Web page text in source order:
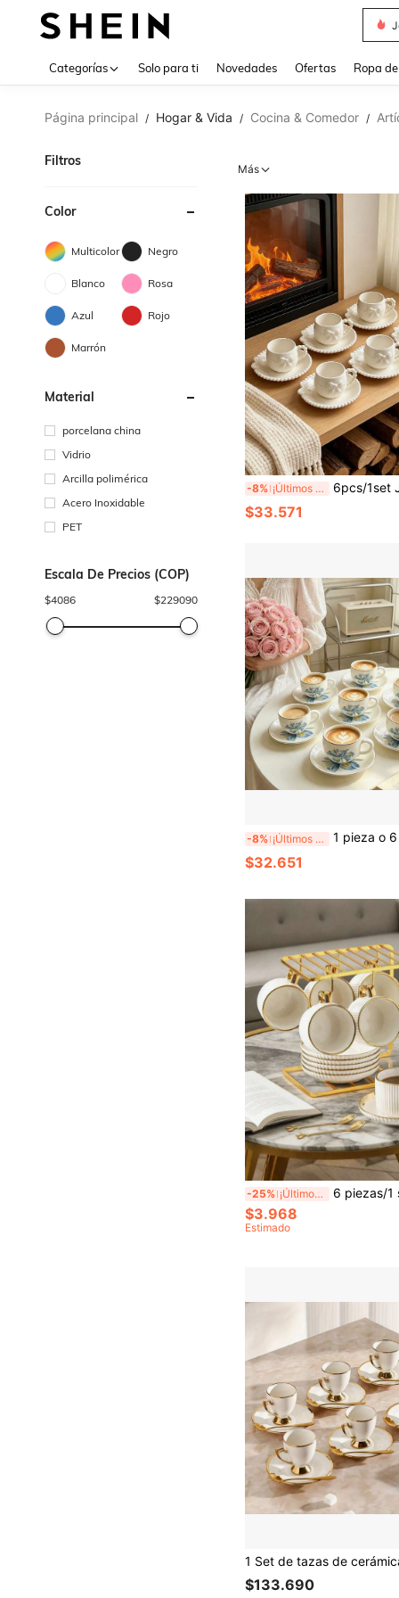
Categorías Solo para ti Novedades Ofertas Ropa
Página principal / Hogar & Vida / Cocina & Comedor /
Filtros
Color
Multicolor Negro
Blanco Rosa
Azul Rojo
Marrón
Material
porcelana china
Vidrio
Arcilla polimérica
Acero Inoxidable
PET
Escala De Precios (COP)
$4086 $229090
Más
-8% ¡Últimos 2 días 6pcs/1set Juego de Taza de Café y Plato de Cerámica Color Crema Vintage Francés con Lazo. Incluye Tazas con Patrón en Relieve de Cuentas, Tazas de Latte con Asa de Cuentas Lindas, Tazas de Té de la
$33.571
-8% ¡Últimos 2 días 1 pieza o 6 piezas/Juego Taza de café de cerámica floral de 90 ml y plato, apto para microondas y lavavajillas, adecuado para
$32.651
-25% ¡Últimos 2 días 6 piezas/1 set Juego de taza y platillo de café estilo europeo, Juego de taza de cerámica con relieve vintage, Juego de té de la tarde y caja de regalo de taza de té, Taza minimalista, Taza de café de cerámica con rayas verticales en relieve y fondo dorado electrochapado, Taza, Juego de té de la tarde,
$3.968
Estimado
$133.690